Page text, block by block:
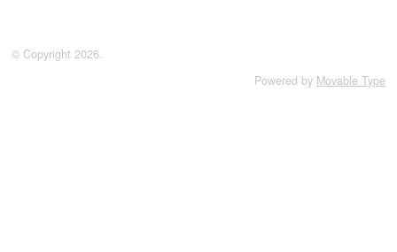
© Copyright 2026.
Powered by Movable Type